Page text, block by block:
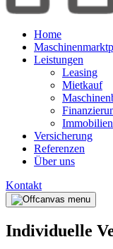
Home
Leistungen
Leasing
Mietkauf
Versicherung
Referenzen
Über uns
Kontakt
Individuelle